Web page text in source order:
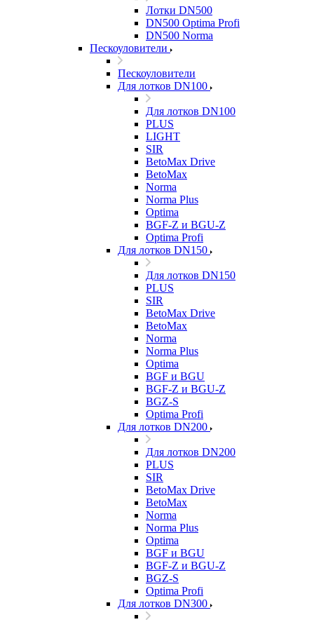
Лотки DN500
DN500 Optima Profi
DN500 Norma
Пескоуловители
Пескоуловители
Для лотков DN100
Для лотков DN100
PLUS
LIGHT
SIR
BetoMax Drive
BetoMax
Norma
Norma Plus
Optima
BGF-Z и BGU-Z
Optima Profi
Для лотков DN150
Для лотков DN150
PLUS
SIR
BetoMax Drive
BetoMax
Norma
Norma Plus
Optima
BGF и BGU
BGF-Z и BGU-Z
BGZ-S
Optima Profi
Для лотков DN200
Для лотков DN200
PLUS
SIR
BetoMax Drive
BetoMax
Norma
Norma Plus
Optima
BGF и BGU
BGF-Z и BGU-Z
BGZ-S
Optima Profi
Для лотков DN300